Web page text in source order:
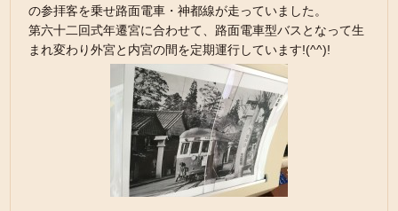
の参拝客を乗せ路面電車・神都線が走っていました。
第六十二回式年遷宮に合わせて、路面電車型バスとなって生
まれ変わり外宮と内宮の間を定期運行しています!(^^)!